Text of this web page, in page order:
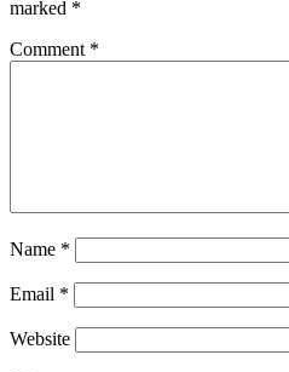
marked *
Comment *
Name *
Email *
Website